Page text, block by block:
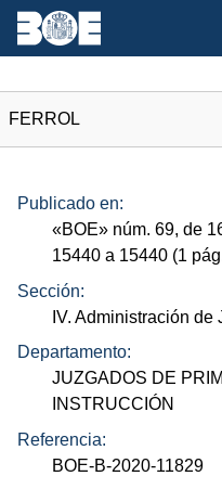
FERROL
Publicado en:
«BOE» núm. 69, de
15440 a 15440 (1
Sección:
IV. Administración de
Departamento:
JUZGADOS DE
INSTRUCCIÓN
Referencia:
BOE-B-2020-11829